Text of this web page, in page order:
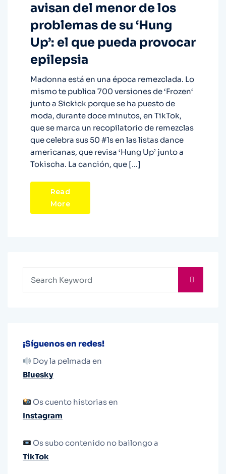
avisan del menor de los
problemas de su ‘Hung
Up’: el que pueda provocar
epilepsia
Madonna está en una época remezclada. Lo
mismo te publica 700 versiones de ‘Frozen‘
junto a Sickick porque se ha puesto de
moda, durante doce minutos, en TikTok,
que se marca un recopilatorio de remezclas
que celebra sus 50 #1s en las listas dance
americanas, que revisa ‘Hung Up’ junto a
Tokischa. La canción, que […]
Read
More
¡Síguenos en redes!
Doy la pelmada en
Bluesky
Os cuento historias en
Instagram
Os subo contenido no bailongo a
TikTok